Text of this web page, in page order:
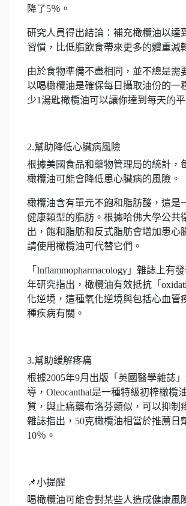
降了5％。
研究人員得出結論：補充橄欖油以達
習慣，比低脂飲食帶來更多的體重減
由於食物準備不盡相同，並不總是需
以喝橄欖油是確保每日攝取油份的一
少1湯匙橄欖油可以讓你達到每天的平
2.幫助降低心臟病風險
根據美國食品和藥物管理局的統計，
橄欖油可能會降低患心臟病的風險。
橄欖油含有單元不飽和脂肪酸，這是
健康類型的脂肪。根據哈佛大學公共
出，飽和脂肪和反式脂肪會增加患心
請使用橄欖油可代替它們。
「Inflammopharmacology」雜誌上有
年研究指出，橄欖油有效抵抗「
化逆境，這種氧化逆境與包括心血管
種疾病有關。
3.幫助緩解疼痛
根據2005年9月出版「英國醫學雜誌
導，Oleocanthal是一種特級初榨橄欖
質，與止痛藥布洛芬類似，可以抑制
雜誌指出，50克橄欖油相當於推薦日
10％。
📌小提醒
喝橄欖油可能會對某些人造成健康風